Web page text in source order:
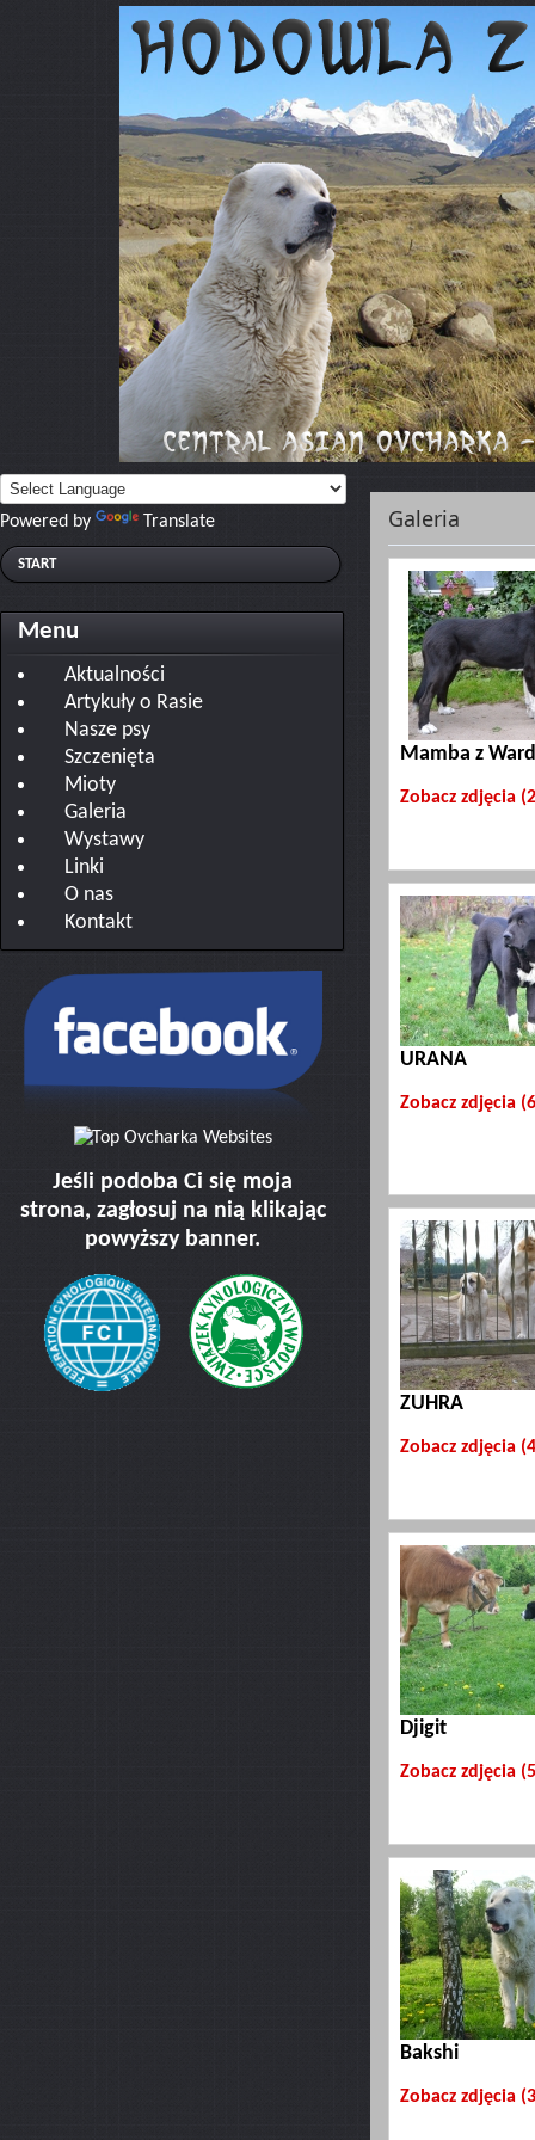
Galeria
Mamba z
Zobacz zdjęcia
URANA
Zobacz zdjęcia
ZUHRA
Zobacz zdjęcia
Djigit
Zobacz zdjęcia
Bakshi
Zobacz zdjęcia
Powered by Translate
START
Menu
Aktualności
Artykuły o Rasie
Nasze psy
Szczenięta
Mioty
Galeria
Wystawy
Linki
O nas
Kontakt
Jeśli podoba Ci się moja
strona, zagłosuj na nią klikając
powyższy banner.